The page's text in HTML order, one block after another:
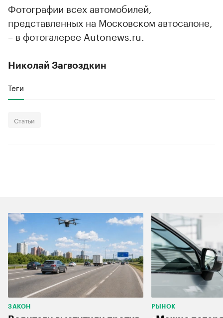
Фотографии всех автомобилей,
представленных на Московском автосалоне,
– в фотогалерее Autonews.ru.
Николай Загвоздкин
Теги
Статьи
ЗАКОН РЫНОК